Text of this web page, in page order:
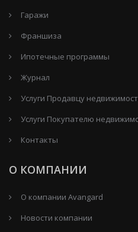
Гаражи
Франшиза
Ипотечные программы
Журнал
Услуги Продавцу
Услуги Покупателю
Контакты
О КОМПАНИИ
О компании Avangard
Новости компании